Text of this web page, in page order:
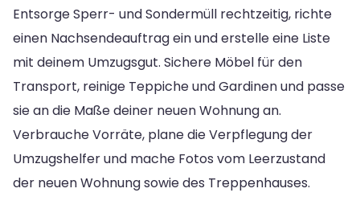
Entsorge Sperr- und Sondermüll rechtzeitig, richte
einen Nachsendeauftrag ein und erstelle eine Liste
mit deinem Umzugsgut. Sichere Möbel für den
Transport, reinige Teppiche und Gardinen und passe
sie an die Maße deiner neuen Wohnung an.
Verbrauche Vorräte, plane die Verpflegung der
Umzugshelfer und mache Fotos vom Leerzustand
der neuen Wohnung sowie des Treppenhauses.